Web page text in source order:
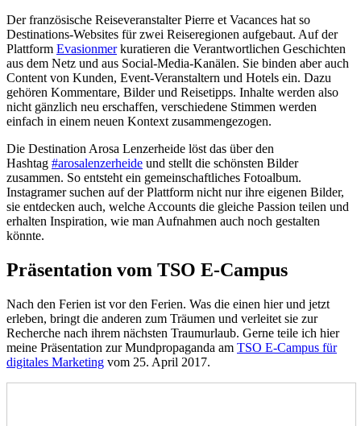
Der französische Reiseveranstalter Pierre et Vacances hat so
Destinations-Websites für zwei Reiseregionen aufgebaut. Auf der
Plattform Evasionmerkuratieren die Verantwortlichen Geschichten
aus dem Netz und aus Social-Media-Kanälen. Sie binden aber auch
Content von Kunden, Event-Veranstaltern und Hotels ein. Dazu
gehören Kommentare, Bilder und Reisetipps. Inhalte werden also
nicht gänzlich neu erschaffen, verschiedene Stimmen werden
einfach in einem neuen Kontext zusammengezogen.
Die Destination Arosa Lenzerheide löst das über den
Hashtag #arosalenzerheide und stellt die schönsten Bilder
zusammen. So entsteht ein gemeinschaftliches Fotoalbum.
Instagramer suchen auf der Plattform nicht nur ihre eigenen Bilder,
sie entdecken auch, welche Accounts die gleiche Passion teilen und
erhalten Inspiration, wie man Aufnahmen auch noch gestalten
könnte.
Präsentation vom TSO E-Campus
Nach den Ferien ist vor den Ferien. Was die einen hier und jetzt
erleben, bringt die anderen zum Träumen und verleitet sie zur
Recherche nach ihrem nächsten Traumurlaub. Gerne teile ich hier
meine Präsentation zur Mundpropaganda am TSO E-Campus für
digitales Marketing vom 25. April 2017.